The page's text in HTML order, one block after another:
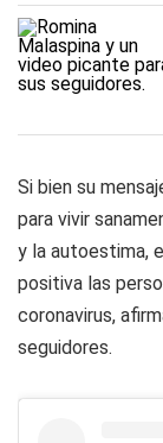
Si bien su
para vivir
y la autoestima,
positiva las
coronavirus,
seguidores.